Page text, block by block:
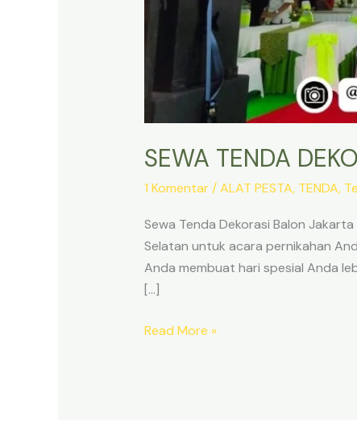
SEWA TENDA
1 Komentar /ALAT PESTA, TENDA,
Sewa Tenda Dekorasi Balon
Selatan untuk acara pernikahan
Anda membuat hari spesial Anda
[…]
SEWA
Read More »